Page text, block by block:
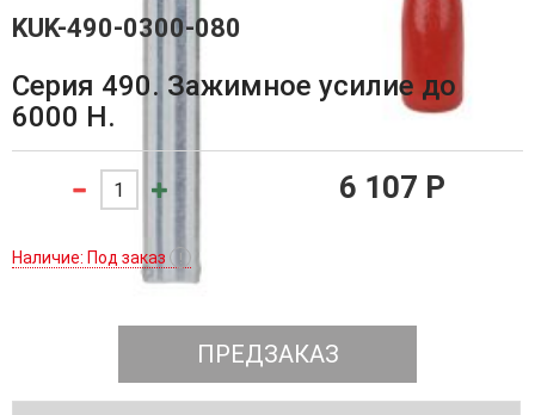
KUK-490-0300-080
Серия 490. Зажимное усилие до
6000 Н.
6 107 P
Наличие: Под заказ !
ПРЕДЗАКАЗ